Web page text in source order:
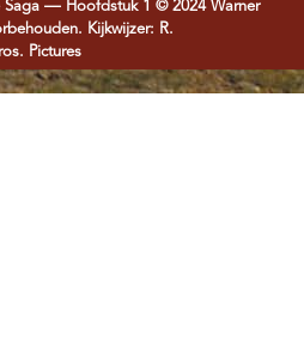
Saga –– Hoofdstuk 1 © 2024 Warner
Kijkwijzer: R.
Pictures